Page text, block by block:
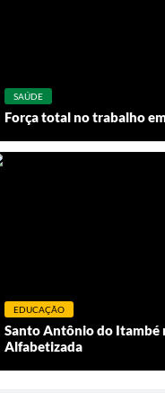
SAÚDE
Força total no trabalho
EDUCAÇÃO
Santo Antônio do Itambé
Alfabetizada